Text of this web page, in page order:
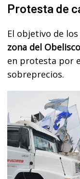
Protesta de
El objetivo de
zona del Obelisco
en protesta por
sobreprecios.